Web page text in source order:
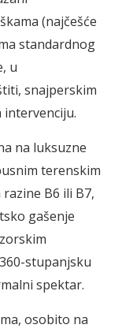
(najčešće
standardnog
u
snajperskim
na luksuzne
terenskim
B6 ili B7,
gašenje
stupanjsku
spektar.
osobito na